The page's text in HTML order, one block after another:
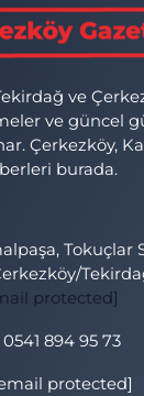
ve
ve güncel
Çerkezköy,
burada.
Tokuçlar
protected]
0541 894 95 73
protected]